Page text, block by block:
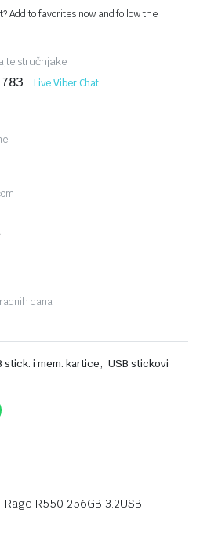
Add to favorites now and follow the
stručnjake
Live Viber Chat
dana
stick. i mem. kartice, USB stickovi
Rage R550 256GB 3.2USB